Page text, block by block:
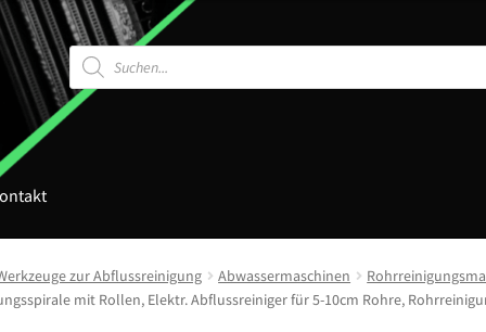
Products
search
zur Abflussreinigung Abwassermaschinen
mit Rollen, Elektr. Abflussreiniger für 5-10cm Rohre,